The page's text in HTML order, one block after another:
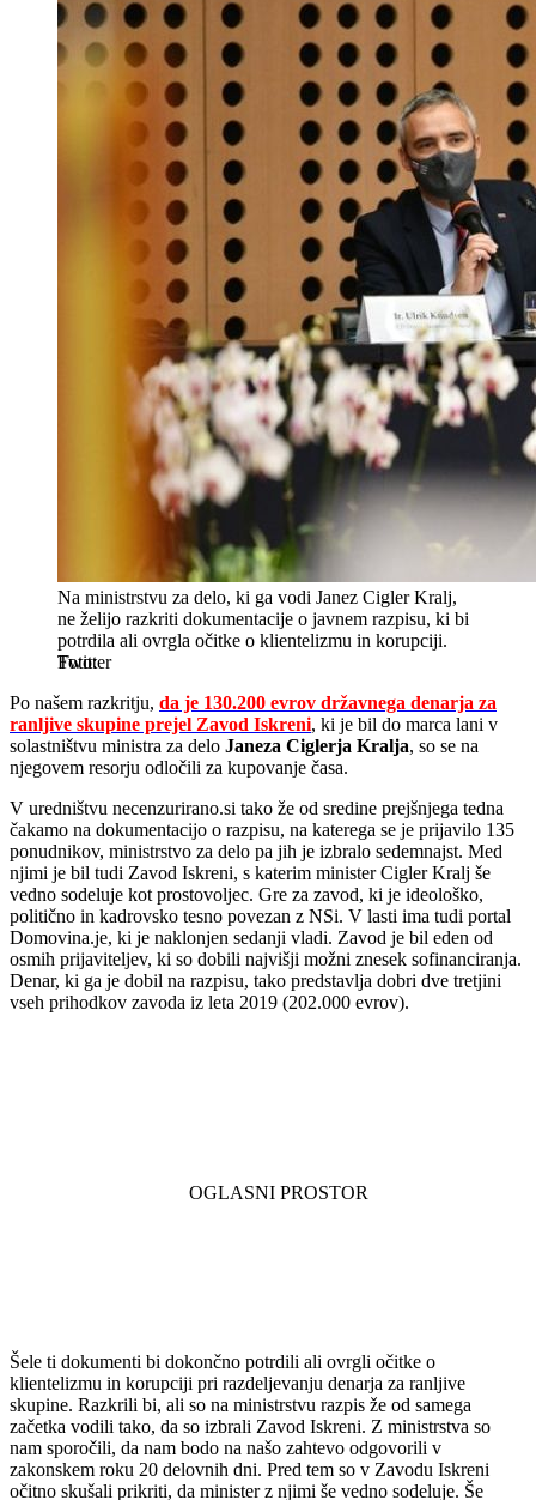
Na ministrstvu za delo, ki ga vodi Janez Cigler Kralj,
ne želijo razkriti dokumentacije o javnem razpisu, ki bi
potrdila ali ovrgla očitke o klientelizmu in korupciji.
Twitter
Po našem razkritju, da je 130.200 evrov državnega denarja za
ranljive skupine prejel Zavod Iskreni, ki je bil do marca lani v
solastništvu ministra za delo Janeza Ciglerja Kralja, so se na
njegovem resorju odločili za kupovanje časa.
V uredništvu necenzurirano.si tako že od sredine prejšnjega tedna
čakamo na dokumentacijo o razpisu, na katerega se je prijavilo 135
ponudnikov, ministrstvo za delo pa jih je izbralo sedemnajst. Med
njimi je bil tudi Zavod Iskreni, s katerim minister Cigler Kralj še
vedno sodeluje kot prostovoljec. Gre za zavod, ki je ideološko,
politično in kadrovsko tesno povezan z NSi. V lasti ima tudi portal
Domovina.je, ki je naklonjen sedanji vladi. Zavod je bil eden od
osmih prijaviteljev, ki so dobili najvišji možni znesek sofinanciranja.
Denar, ki ga je dobil na razpisu, tako predstavlja dobri dve tretjini
vseh prihodkov zavoda iz leta 2019 (202.000 evrov).
Šele ti dokumenti bi dokončno potrdili ali ovrgli očitke o
klientelizmu in korupciji pri razdeljevanju denarja za ranljive
skupine. Razkrili bi, ali so na ministrstvu razpis že od samega
začetka vodili tako, da so izbrali Zavod Iskreni. Z ministrstva so
nam sporočili, da nam bodo na našo zahtevo odgovorili v
zakonskem roku 20 delovnih dni. Pred tem so v Zavodu Iskreni
očitno skušali prikriti, da minister z njimi še vedno sodeluje. Še